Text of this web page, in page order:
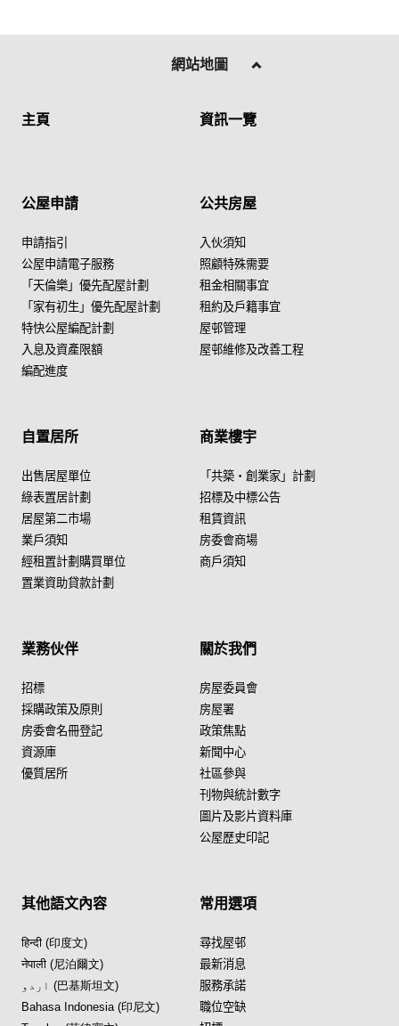
網站地圖
主頁 資訊一覽
公屋申請
申請指引
公屋申請電子服務
「天倫樂」優先配屋計劃
「家有初生」優先配屋計劃
特快公屋編配計劃
入息及資產限額
編配進度
公共房屋
入伙須知
照顧特殊需要
租金相關事宜
租約及戶籍事宜
屋邨管理
屋邨維修及改善工程
自置居所
出售居屋單位
綠表置居計劃
居屋第二市場
業戶須知
經租置計劃購買單位
置業資助貸款計劃
商業樓宇
「共築・創業家」計劃
招標及中標公告
租賃資訊
房委會商場
商戶須知
業務伙伴
招標
採購政策及原則
房委會名冊登記
資源庫
優質居所
關於我們
房屋委員會
房屋署
政策焦點
新聞中心
社區參與
刊物與統計數字
圖片及影片資料庫
公屋歷史印記
其他語文內容
हिन्दी (印度文)
नेपाली (尼泊爾文)
اردو (巴基斯坦文)
Bahasa Indonesia (印尼文)
常用選項
尋找屋邨
最新消息
服務承諾
職位空缺